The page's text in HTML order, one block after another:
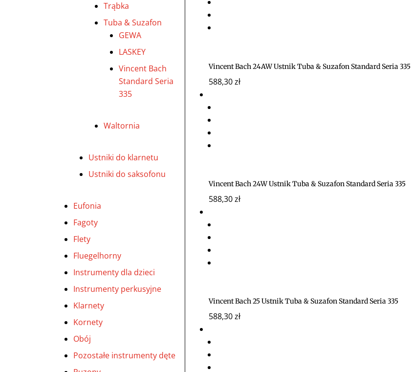
Trąbka
Tuba & Suzafon
GEWA
LASKEY
Vincent Bach
Standard Seria
335
Waltornia
Ustniki do klarnetu
Ustniki do saksofonu
Eufonia
Fagoty
Flety
Fluegelhorny
Instrumenty dla dzieci
Instrumenty perkusyjne
Klarnety
Kornety
Obój
Pozostałe instrumenty dęte
Vincent Bach 24AW Ustnik Tuba & Suzafon Standard Seria 335
588,30zł
Vincent Bach 24W Ustnik Tuba & Suzafon Standard Seria 335
588,30zł
Vincent Bach 25 Ustnik Tuba & Suzafon Standard Seria 335
588,30zł